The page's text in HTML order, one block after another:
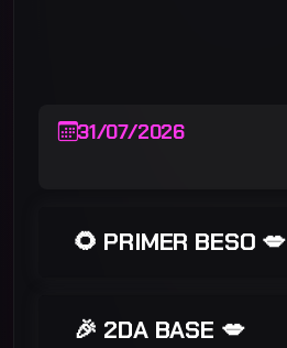
31/07/2026
🌻 PRIMER BESO 💋
🎉 2DA BASE 💋